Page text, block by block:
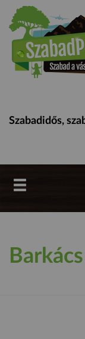
Szabadidős,
Barkács